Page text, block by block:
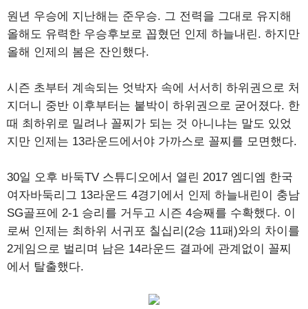
원년 우승에 지난해는 준우승. 그 전력을 그대로 유지해
올해도 유력한 우승후보로 꼽혔던 인제 하늘내린. 하지만
올해 인제의 봄은 잔인했다.
시즌 초부터 계속되는 엇박자 속에 서서히 하위권으로 처
지더니 중반 이후부터는 붙박이 하위권으로 굳어졌다. 한
때 최하위로 밀려나 꼴찌가 되는 것 아니냐는 말도 있었
지만 인제는 13라운드에서야 가까스로 꼴찌를 모면했다.
30일 오후 바둑TV 스튜디오에서 열린 2017 엠디엠 한국
여자바둑리그 13라운드 4경기에서 인제 하늘내린이 충남
SG골프에 2-1 승리를 거두고 시즌 4승째를 수확했다. 이
로써 인제는 최하위 서귀포 칠십리(2승 11패)와의 차이를
2게임으로 벌리며 남은 14라운드 결과에 관계없이 꼴찌
에서 탈출했다.